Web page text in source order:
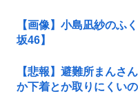
【画像】小島凪紗のふ
坂46】
【悲報】避難所まんさ
か下着とか取りにくいの